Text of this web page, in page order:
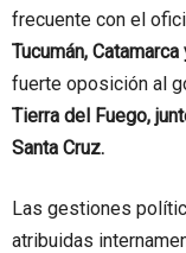
frecuente con el
Tucumán,
fuerte oposición al
Tierra del Fuego,
Santa Cruz.
Las gestiones
atribuidas